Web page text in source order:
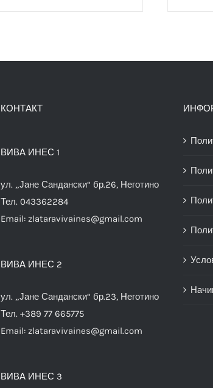
КОНТАКТ
ВИВА ИНЕС 1
ул. „Јане Сандански“ бр.26, Неготино
Тел. 043362284
Email: zlataravivaines@gmail.com
ВИВА ИНЕС 2
ул. „Јане Сандански“ бр.23, Неготино
Тел. +389 77 665775
Email: zlataravivaines@gmail.com
ВИВА ИНЕС 3